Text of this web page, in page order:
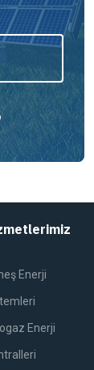
Enerji
Enerji